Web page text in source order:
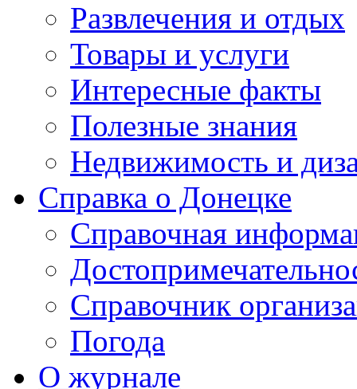
Развлечения и отдых
Товары и услуги
Интересные факты
Полезные знания
Недвижимость и
Справка о Донецке
Справочная
Справочник
Погода
О журнале